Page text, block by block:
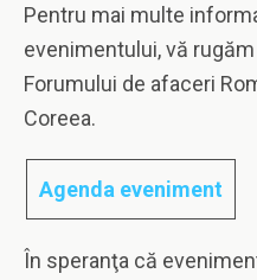
Pentru mai multe
evenimentului, vă
Forumului de afaceri
Coreea.
Agenda eveniment
În speranţa că